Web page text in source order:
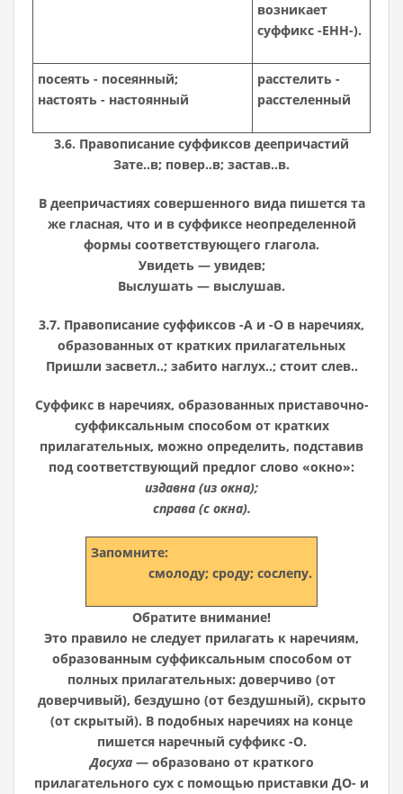
возникает
суффикс -ЕНН-).
посеять - посеянный;
настоять - настоянный
расстелить -
расстеленный
3.6. Правописание суффиксов деепричастий
Зате..в; повер..в; застав..в.
В деепричастиях совершенного вида пишется та
же гласная, что и в суффиксе неопределенной
формы соответствующего глагола.
Увидеть — увидев;
Выслушать — выслушав.
3.7. Правописание суффиксов -А и -О в наречиях,
образованных от кратких прилагательных
Пришли засветл..; забито наглух..; стоит слев..
Суффикс в наречиях, образованных приставочно-
суффиксальным способом от кратких
прилагательных, можно определить, подставив
под соответствующий предлог слово «окно»:
издавна (из окна);
справа (с окна).
Запомните:
смолоду; сроду; сослепу.
Обратите внимание!
Это правило не следует прилагать к наречиям,
образованным суффиксальным способом от
полных прилагательных: доверчиво (от
доверчивый), бездушно (от бездушный), скрыто
(от скрытый). В подобных наречиях на конце
пишется наречный суффикс -О.
Досуха— образовано от краткого
прилагательного сух с помощью приставки ДО- и